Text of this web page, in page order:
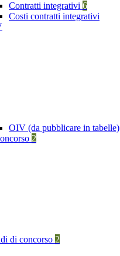
Contratti integrativi 6
Costi contratti integrativi
OIV (da pubblicare in tabelle)
2
di concorso 2